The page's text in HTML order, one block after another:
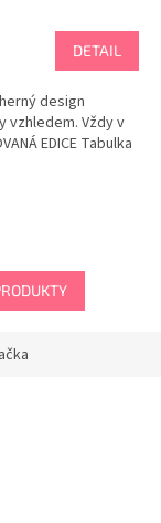
DETAIL
design
vzhledem. Vždy v
EDICE Tabulka